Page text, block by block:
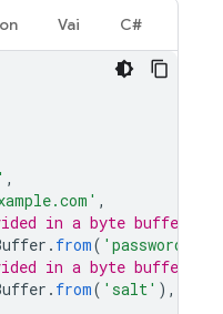
Vai C#
,
,
in a byte buffer.
. from( 'password-
in a byte buffer.
. from( 'salt' ),